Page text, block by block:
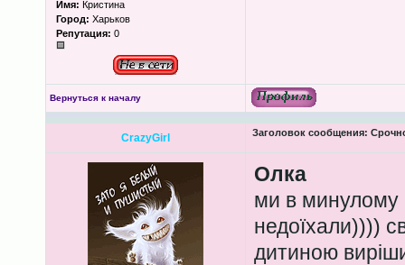
Имя: Кристина
Город: Харьков
Репутация: 0
Вернуться к началу
CrazyGirl Заголовок сообщения:
Олка
ми в минулому
недоїхали))))
дитиною